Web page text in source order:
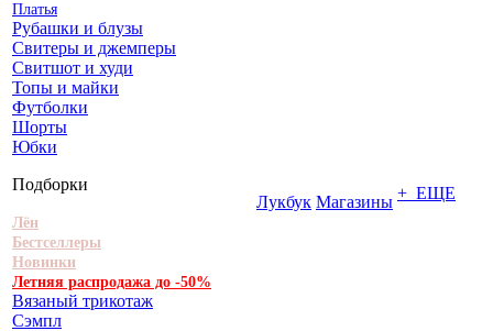
Платья
Рубашки и блузы
Свитеры и джемперы
Свитшот и худи
Топы и майки
Футболки
Шорты
Юбки
Подборки
Лён
Бестселлеры
Новинки
Летняя распродажа до -50%
Вязаный трикотаж
Сэмпл
Лукбук Магазины + ЕЩЕ